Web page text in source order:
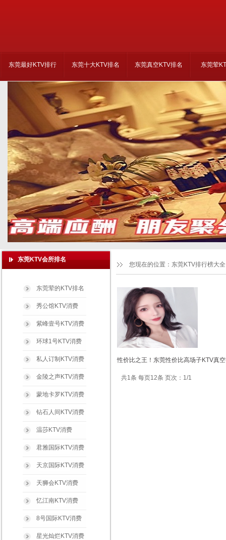
东莞最好KTV排行 东莞十大KTV排名 东莞真空KTV排名 东莞荤
性价比之王！东莞性价比高场子KTV真
共1条 每页12条 页次：1/1
您现在的位置： 东莞KTV排行榜大全
东莞KTV会所排名
东莞荤的KTV排名
秀公馆KTV消费
紫峰壹号KTV消费
环球1号KTV消费
私人订制KTV消费
金陵之声KTV消费
蒙地卡罗KTV消费
钻石人间KTV消费
温莎KTV消费
君雅国际KTV消费
天京国际KTV消费
天狮会KTV消费
忆江南KTV消费
8号国际KTV消费
星光灿烂KTV消费